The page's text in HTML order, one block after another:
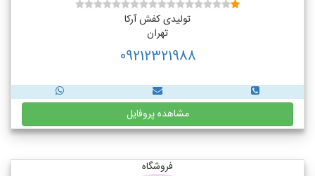
تولیدی کفش آرکا
تهران
09212321988
مشاهده پروفایل
فروشگاه